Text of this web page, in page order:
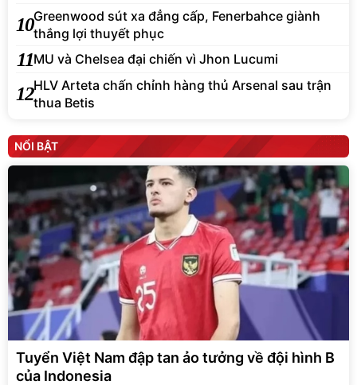
10Greenwood sút xa đẳng cấp, Fenerbahce giành
thắng lợi thuyết phục
11MU và Chelsea đại chiến vì Jhon Lucumi
12HLV Arteta chấn chỉnh hàng thủ Arsenal sau trận
thua Betis
NỔI BẬT
Tuyển Việt Nam đập tan ảo tưởng về đội hình B
của Indonesia